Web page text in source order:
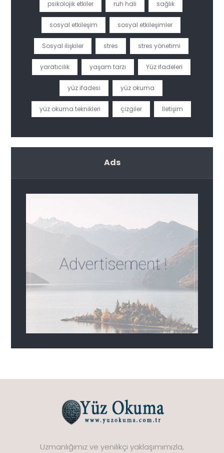
psikolojik etkiler ruh hali sağlık
sosyal etkileşim sosyal etkileşimler
Sosyal ilişkiler stres stres yönetimi
yaratıcılık yaşam tarzı Yüz ifadeleri
yüz ifadesi yüz okuma
yüz okuma teknikleri çizgiler İletişim
Ads
Uzmanlığımız ve yenilikçi yaklaşımımızla,